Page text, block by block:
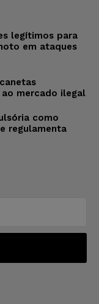
legítimos para
em ataques
mercado ilegal
como
regulamenta